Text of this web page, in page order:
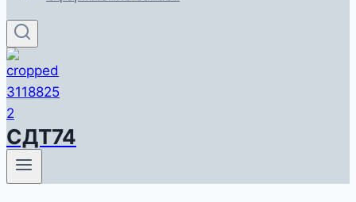
СДТ74